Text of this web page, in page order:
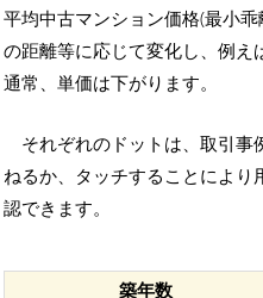
平均中古マンション価格(最小
の距離等に応じて変化し、例え
通常、単価は下がります。
それぞれのドットは、取引
ねるか、タッチすることによ
認できます。
築年数